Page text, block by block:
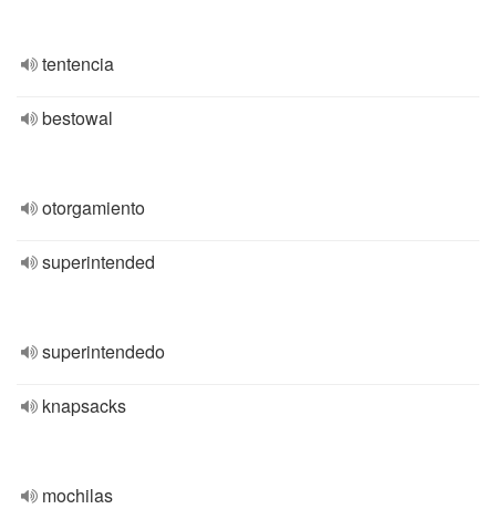
tentencia
bestowal
otorgamiento
superintended
superintendedo
knapsacks
mochilas